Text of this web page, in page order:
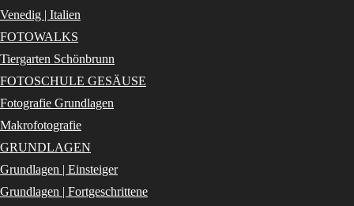
Venedig | Italien
FOTOWALKS
Tiergarten Schönbrunn
FOTOSCHULE GESÄUSE
Fotografie Grundlagen
Makrofotografie
GRUNDLAGEN
Grundlagen | Einsteiger
Grundlagen | Fortgeschrittene